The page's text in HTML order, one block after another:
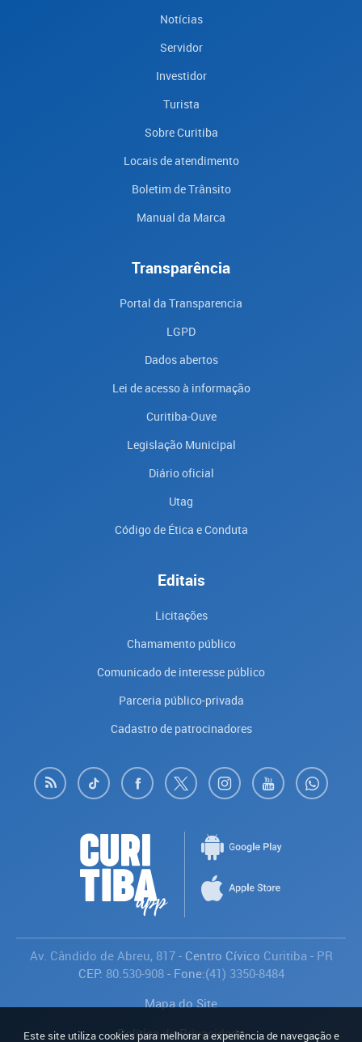
Notícias
Servidor
Investidor
Turista
Sobre Curitiba
Locais de atendimento
Boletim de Trânsito
Manual da Marca
Transparência
Portal da Transparencia
LGPD
Dados abertos
Lei de acesso à informação
Curitiba-Ouve
Legislação Municipal
Diário oficial
Utag
Código de Ética e Conduta
Editais
Licitações
Chamamento público
Comunicado de interesse público
Parceria público-privada
Cadastro de patrocinadores
Av. Cândido de Abreu, 817- Centro Cívico Curitiba- PR
CEP: 80.530-908- Fone:(41) 3350-8484
Mapa do Site
Política de Privacidade
Este site utiliza cookies para melhorar a experiência de navegação e